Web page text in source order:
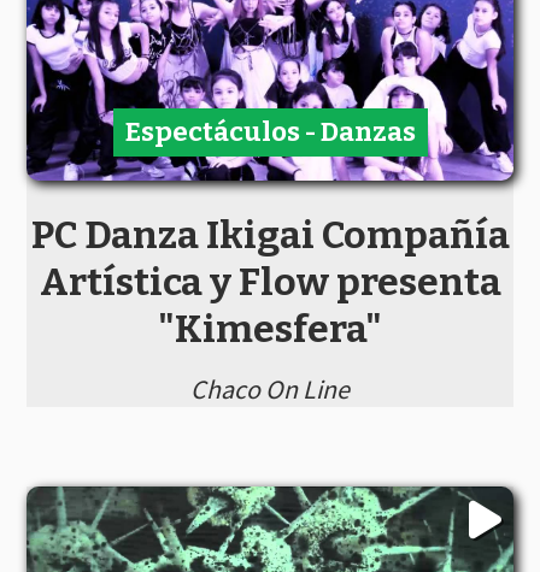
PC Danza Ikigai Compañía
Artística y Flow presenta
"Kimesfera"
Chaco On Line
Espectáculos - Danzas